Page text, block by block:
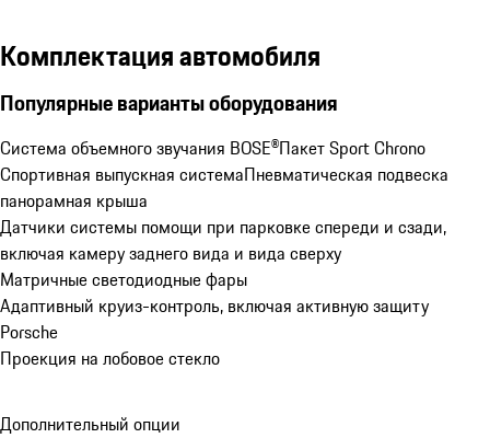
Комплектация автомобиля
Популярные варианты оборудования
Система объемного звучания BOSE®Пакет Sport Chrono
Спортивная выпускная системаПневматическая подвеска
панорамная крыша
Датчики системы помощи при парковке спереди и сзади,
включая камеру заднего вида и вида сверху
Матричные светодиодные фары
Адаптивный круиз-контроль, включая активную защиту
Porsche
Проекция на лобовое стекло
Дополнительный опции